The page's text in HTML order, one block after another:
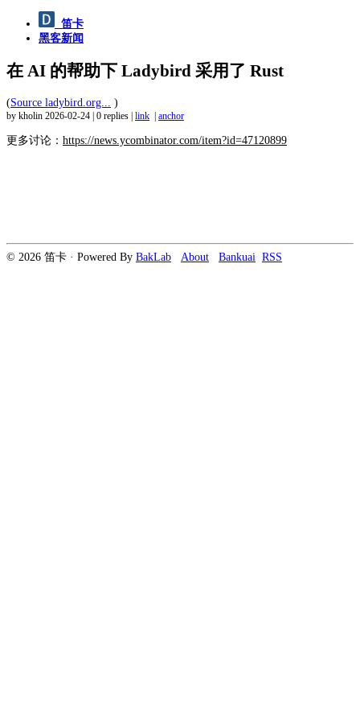
笛卡
黑客新闻
在 AI 的帮助下 Ladybird 采用了 Rust
(Source ladybird.org... )
by kholin 2026-02-24 0 replies link anchor
更多讨论： https://news.ycombinator.com/item?id=47120899
© 2026 笛卡 · Powered By BakLab About Bankuai RSS